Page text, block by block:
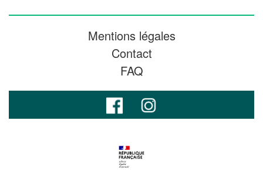
Mentions légales
Contact
FAQ